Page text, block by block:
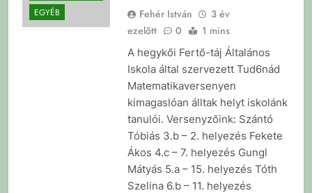
EGYÉB
Fehér István
3 év
ezelőtt
0 1 mins
A hegykői Fertő-táj Általános
Iskola által szervezett Tud6nád
Matematikaversenyen
kimagaslóan álltak helyt iskolánk
tanulói. Versenyzőink: Szántó
Tóbiás 3.b – 2. helyezés Fekete
Ákos 4.c – 7. helyezés Gungl
Mátyás 5.a – 15. helyezés Tóth
Szelina 6.b – 11. helyezés